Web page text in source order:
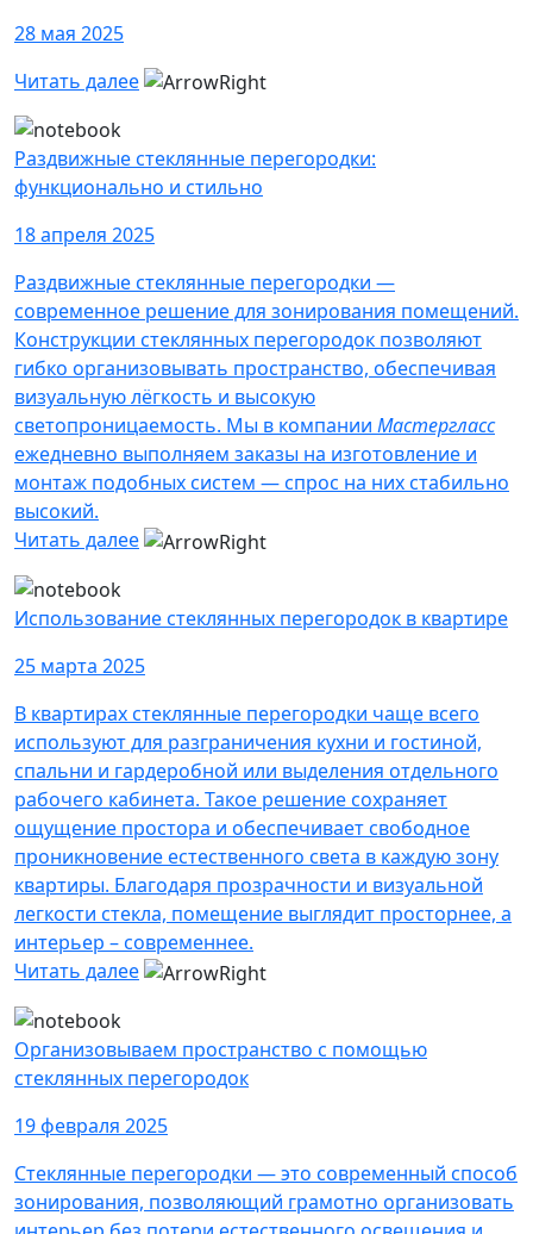
28 мая 2025
Читать далее
Раздвижные стеклянные перегородки:
функционально и стильно
18 апреля 2025
Раздвижные стеклянные перегородки —
современное решение для зонирования помещений.
Конструкции стеклянных перегородок позволяют
гибко организовывать пространство, обеспечивая
визуальную лёгкость и высокую
светопроницаемость. Мы в компании Мастергласс
ежедневно выполняем заказы на изготовление и
монтаж подобных систем — спрос на них стабильно
высокий.
Читать далее
Использование стеклянных перегородок в квартире
25 марта 2025
В квартирах стеклянные перегородки чаще всего
используют для разграничения кухни и гостиной,
спальни и гардеробной или выделения отдельного
рабочего кабинета. Такое решение сохраняет
ощущение простора и обеспечивает свободное
проникновение естественного света в каждую зону
квартиры. Благодаря прозрачности и визуальной
легкости стекла, помещение выглядит просторнее, а
интерьер – современнее.
Читать далее
Организовываем пространство с помощью
стеклянных перегородок
19 февраля 2025
Стеклянные перегородки — это современный способ
зонирования, позволяющий грамотно организовать